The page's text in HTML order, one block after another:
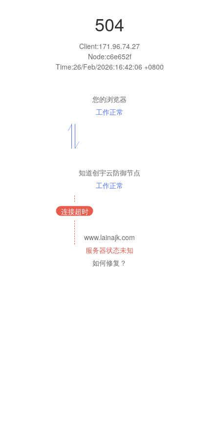
504
Client:171.96.74.27
Node:c6e652f
Time:26/Feb/2026:16:42:06 +0800
您的浏览器
工作正常
知道创宇云防御节点
工作正常
连接超时
www.lainajk.com
服务器状态未知
如何修复？